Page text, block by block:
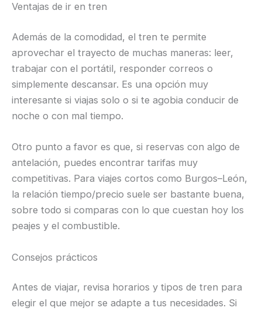
Ventajas de ir en tren
Además de la comodidad, el tren te permite
aprovechar el trayecto de muchas maneras: leer,
trabajar con el portátil, responder correos o
simplemente descansar. Es una opción muy
interesante si viajas solo o si te agobia conducir de
noche o con mal tiempo.
Otro punto a favor es que, si reservas con algo de
antelación, puedes encontrar tarifas muy
competitivas. Para viajes cortos como Burgos–León,
la relación tiempo/precio suele ser bastante buena,
sobre todo si comparas con lo que cuestan hoy los
peajes y el combustible.
Consejos prácticos
Antes de viajar, revisa horarios y tipos de tren para
elegir el que mejor se adapte a tus necesidades. Si